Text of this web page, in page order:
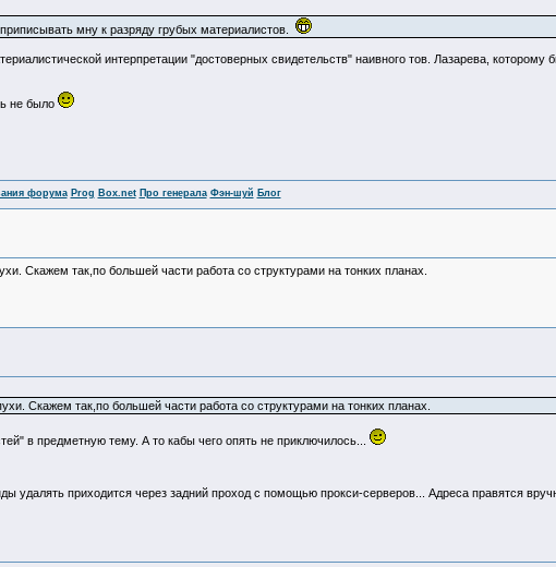
мну к разряду грубых материалистов.
интерпретации "достоверных свидетельств" наивного тов. Лазарева,
не было
форума Prog Box.net Про генерала Фэн-шуй Блог
Скажем так,по большей части работа со структурами на тонких планах.
Скажем так,по большей части работа со структурами на тонких планах.
в предметную тему. А то кабы чего опять не приключилось...
удалять приходится через задний проход с помощью прокси-серверов... Адреса правятся